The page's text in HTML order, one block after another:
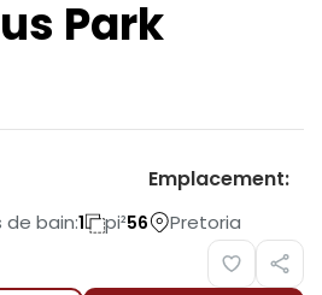
Park
de bain:1 pi²56
Emplacement:
Pretoria